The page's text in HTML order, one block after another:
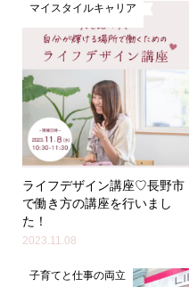
マイスタイルキャリア
ライフデザイン講座♡長野市
で働き方の講座を行いまし
た！
2023.11.08
子育てと仕事の両立